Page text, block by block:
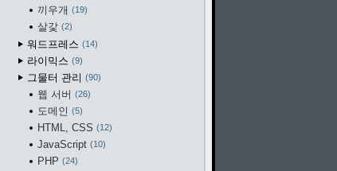
끼우개 19
살갗 2
워드프레스 14
라이믹스 9
그물터 관리 90
웹 서버 26
도메인 5
HTML, CSS 12
JavaScript 10
PHP 24